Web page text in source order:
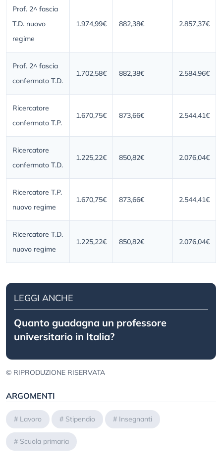
Prof. 2^ fascia
T.D. nuovo
regime
1.974,99€ 882,38€ 2.857,37€
Prof. 2^ fascia
confermato T.D.
1.702,58€ 882,38€ 2.584,96€
Ricercatore
confermato T.P.
1.670,75€ 873,66€ 2.544,41€
Ricercatore
confermato T.D.
1.225,22€ 850,82€ 2.076,04€
Ricercatore T.P.
nuovo regime
1.670,75€ 873,66€ 2.544,41€
Ricercatore T.D.
nuovo regime
1.225,22€ 850,82€ 2.076,04€
LEGGI ANCHE
Quanto guadagna un professore
universitario in Italia?
© RIPRODUZIONE RISERVATA
ARGOMENTI
# Lavoro # Stipendio # Insegnanti
# Scuola primaria